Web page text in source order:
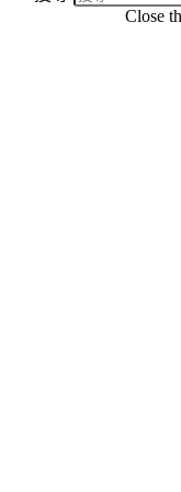
Close